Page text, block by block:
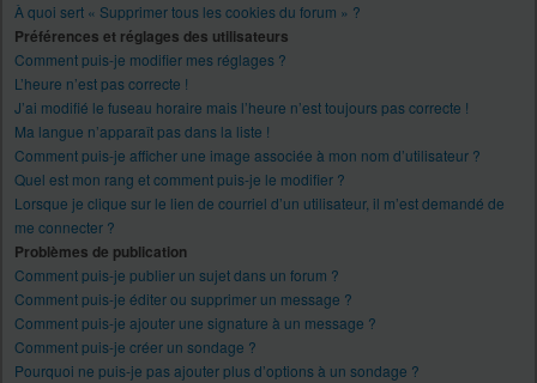
À quoi sert « Supprimer tous les cookies du forum » ?
Préférences et réglages des utilisateurs
Comment puis-je modifier mes réglages ?
L’heure n’est pas correcte !
J’ai modifié le fuseau horaire mais l’heure n’est toujours pas correcte !
Ma langue n’apparaît pas dans la liste !
Comment puis-je afficher une image associée à mon nom d’utilisateur ?
Quel est mon rang et comment puis-je le modifier ?
Lorsque je clique sur le lien de courriel d’un utilisateur, il m’est demandé de
me connecter ?
Problèmes de publication
Comment puis-je publier un sujet dans un forum ?
Comment puis-je éditer ou supprimer un message ?
Comment puis-je ajouter une signature à un message ?
Comment puis-je créer un sondage ?
Pourquoi ne puis-je pas ajouter plus d’options à un sondage ?